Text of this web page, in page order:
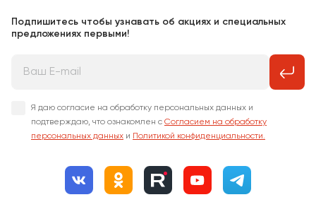
Подпишитесь чтобы узнавать об акциях и специальных
предложениях первыми!
Я даю согласие на обработку персональных данных и
подтверждаю, что ознакомлен с Согласием на обработку
персональных данных и Политикой конфиденциальности.